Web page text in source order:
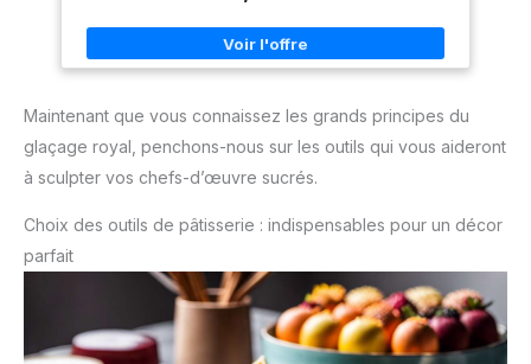
NET: 190 g
Maintenant que vous connaissez les grands principes du
glaçage royal, penchons-nous sur les outils qui vous aideront
à sculpter vos chefs-d’œuvre sucrés.
Choix des outils de pâtisserie : indispensables pour un décor
parfait